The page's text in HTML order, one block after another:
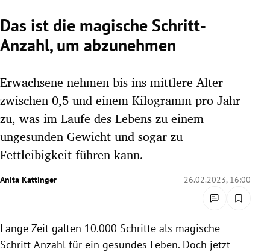
Untermenü
Untermenü
Untermenü
Untermenü
Untermenü
Untermenü
Das ist die magische Schritt-
Anzahl, um abzunehmen
Erwachsene nehmen bis ins mittlere Alter
zwischen 0,5 und einem Kilogramm pro Jahr
zu, was im Laufe des Lebens zu einem
ungesunden Gewicht und sogar zu
Fettleibigkeit führen kann.
Anita Kattinger 26.02.2023, 16:00
Lange Zeit galten 10.000 Schritte als magische
Schritt-Anzahl für ein gesundes Leben. Doch jetzt